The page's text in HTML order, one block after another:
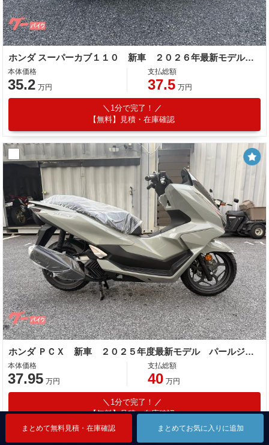
まとめて無料見積・在庫確認 まとめてお気に入りに追加
まとめて無料見積・在庫確認 まとめてお気に入りに追加
ホンダ スーパーカブ１１０ 新車 ２０２６年最新モデル タスマニアグリーンメタリック ＡＢＳ標準装備 前後キャストホイール コンビニフック
本体価格
35.2 万円
支払総額
37.5 万円
1分で完了！
【無料】見積・在庫確認
ホンダ ＰＣＸ 新車 ２０２５年度最新モデル パールジュピターグレー スマートキー Ｔｙｐｅ−ＣソケットＵＳＢ ハンドルカバー
本体価格
37.95 万円
支払総額
40 万円
1分で完了！
【無料】見積・在庫確認
まとめて無料見積・在庫確認 まとめてお気に入りに追加